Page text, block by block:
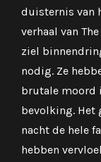
duisternis van
verhaal van
ziel
nodig. Ze
brutale moord
bevolking. Het
nacht de hele
hebben